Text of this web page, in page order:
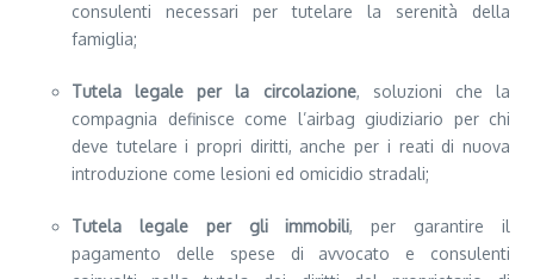
consulenti necessari per tutelare la serenità della
famiglia;
Tutela legale per la circolazione, soluzioni che la
compagnia definisce come l’airbag giudiziario per chi
deve tutelare i propri diritti, anche per i reati di nuova
introduzione come lesioni ed omicidio stradali;
Tutela legale per gli immobili, per garantire il
pagamento delle spese di avvocato e consulenti